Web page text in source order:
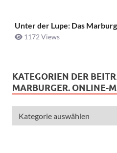
Unter der Lupe: Das
1172 Views
KATEGORIEN DER
MARBURGER. ONLINE-